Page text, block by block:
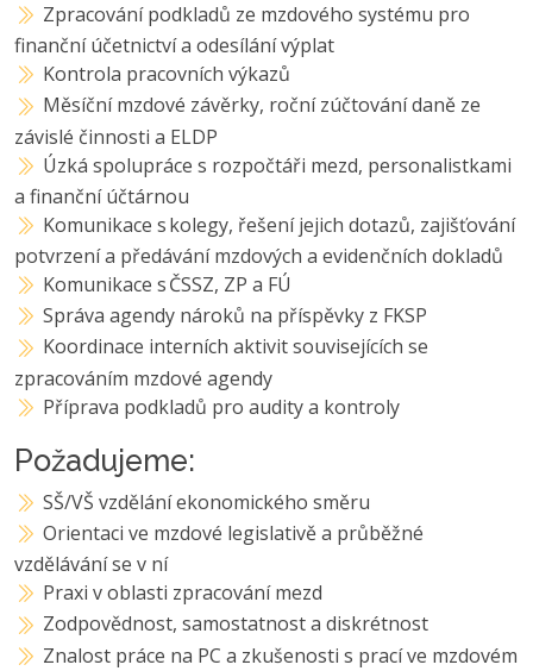
Zpracování podkladů ze mzdového systému pro
finanční účetnictví a odesílání výplat
Kontrola pracovních výkazů
Měsíční mzdové závěrky, roční zúčtování daně ze
závislé činnosti a ELDP
Úzká spolupráce s rozpočtáři mezd, personalistkami
a finanční účtárnou
Komunikace s kolegy, řešení jejich dotazů, zajišťování
potvrzení a předávání mzdových a evidenčních dokladů
Komunikace s ČSSZ, ZP a FÚ
Správa agendy nároků na příspěvky z FKSP
Koordinace interních aktivit souvisejících se
zpracováním mzdové agendy
Příprava podkladů pro audity a kontroly
Požadujeme:
SŠ/VŠ vzdělání ekonomického směru
Orientaci ve mzdové legislativě a průběžné
vzdělávání se v ní
Praxi v oblasti zpracování mezd
Zodpovědnost, samostatnost a diskrétnost
Znalost práce na PC a zkušenosti s prací ve mzdovém